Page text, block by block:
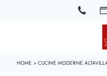
HOME > CUCINE MODERNE